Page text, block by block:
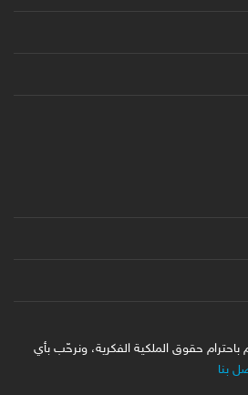
باحترام حقوق الملكية الفكرية، ونرحّب بأي
بنا